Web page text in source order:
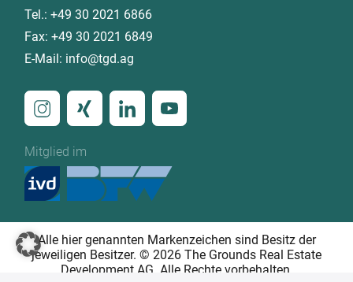
Tel.:+49 30 2021 6866
Fax:+49 30 2021 6849
E-Mail: info@tgd.ag
Mitglied im
Alle hier genannten Markenzeichen sind Besitz der
jeweiligen Besitzer. © 2026 The Grounds Real Estate
Development AG. Alle Rechte vorbehalten.